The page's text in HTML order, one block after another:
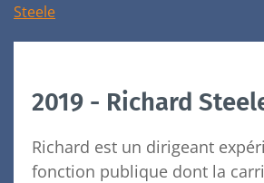
Steele
2019 - Richard
Richard est un dirigeant
fonction publique dont la